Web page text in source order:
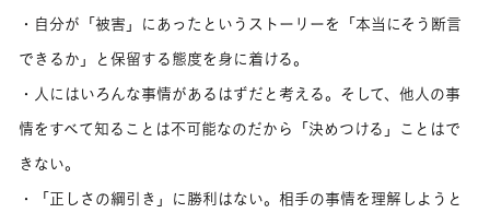
・自分が「被害」にあったというストーリーを「本当にそう断言
できるか」と保留する態度を身に着ける。
・人にはいろんな事情があるはずだと考える。そして、他人の事
情をすべて知ることは不可能なのだから「決めつける」ことはで
きない。
・「正しさの綱引き」に勝利はない。相手の事情を理解しようと